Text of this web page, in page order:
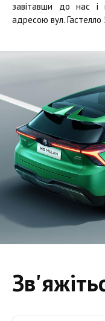
завітавши до нас і
адресою вул. Гастелло